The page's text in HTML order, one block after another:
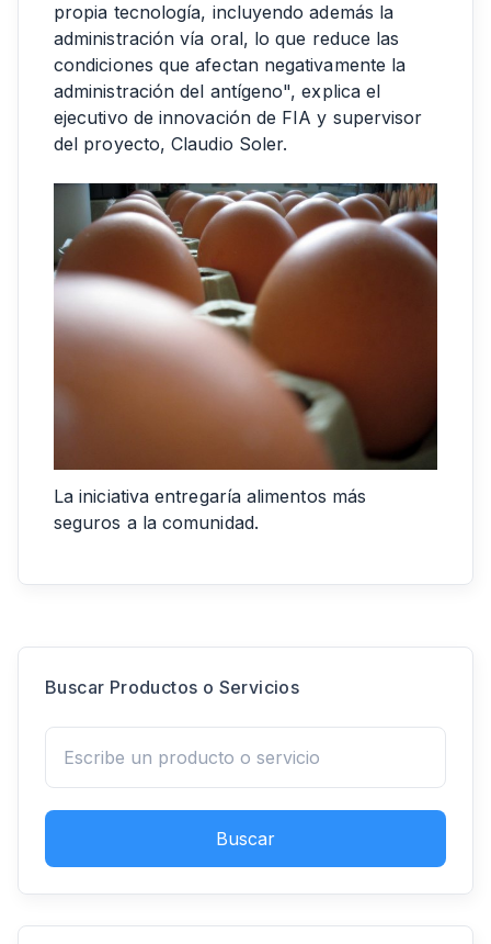
propia tecnología, incluyendo además la
administración vía oral, lo que reduce las
condiciones que afectan negativamente la
administración del antígeno", explica el
ejecutivo de innovación de FIA y supervisor
del proyecto, Claudio Soler.
La iniciativa entregaría alimentos más
seguros a la comunidad.
Buscar Productos o Servicios
Buscar